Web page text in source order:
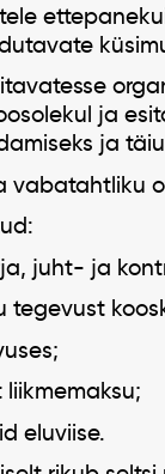
ja
ja
vabatahtliku
juht- ja
tegevust
eluviise.